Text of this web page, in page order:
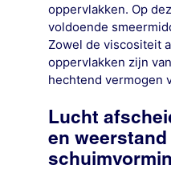
oppervlakken. Op
voldoende
Zowel de viscositeit
oppervlakken zijn
hechtend vermogen
Lucht
en